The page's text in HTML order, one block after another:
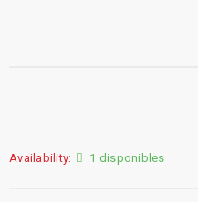
Availability: 1 disponibles